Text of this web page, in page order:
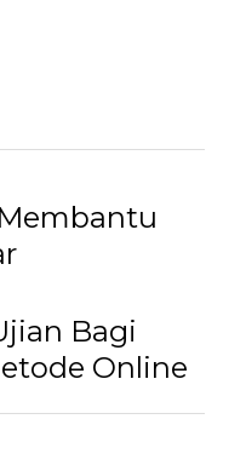
Bagi
Online